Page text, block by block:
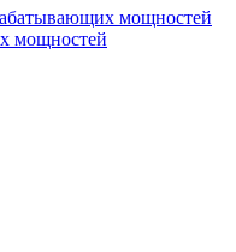
мощностей
мощностей